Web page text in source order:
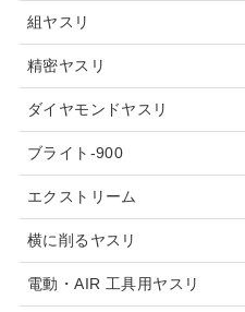
組ヤスリ
精密ヤスリ
ダイヤモンドヤスリ
ブライト-900
エクストリーム
横に削るヤスリ
電動・AIR 工具用ヤスリ